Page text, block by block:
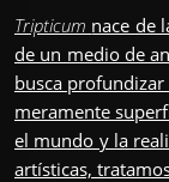
Tripticum nace de
de un medio de
busca
meramente
el mundo y la
artísticas,